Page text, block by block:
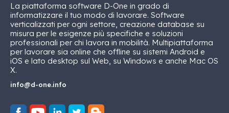
La piattaforma software D-One in grado di
informatizzare il tuo modo di lavorare. Software
verticalizzati per ogni settore, creazione database su
misura per le esigenze più specifiche e soluzioni
professionali per chi lavora in mobilità. Multipiattaforma
per lavorare sia online che offline su sistemi Android e
iOS e lato desktop sul Web, su Windows e anche Mac OS
X.
info@d-one.info